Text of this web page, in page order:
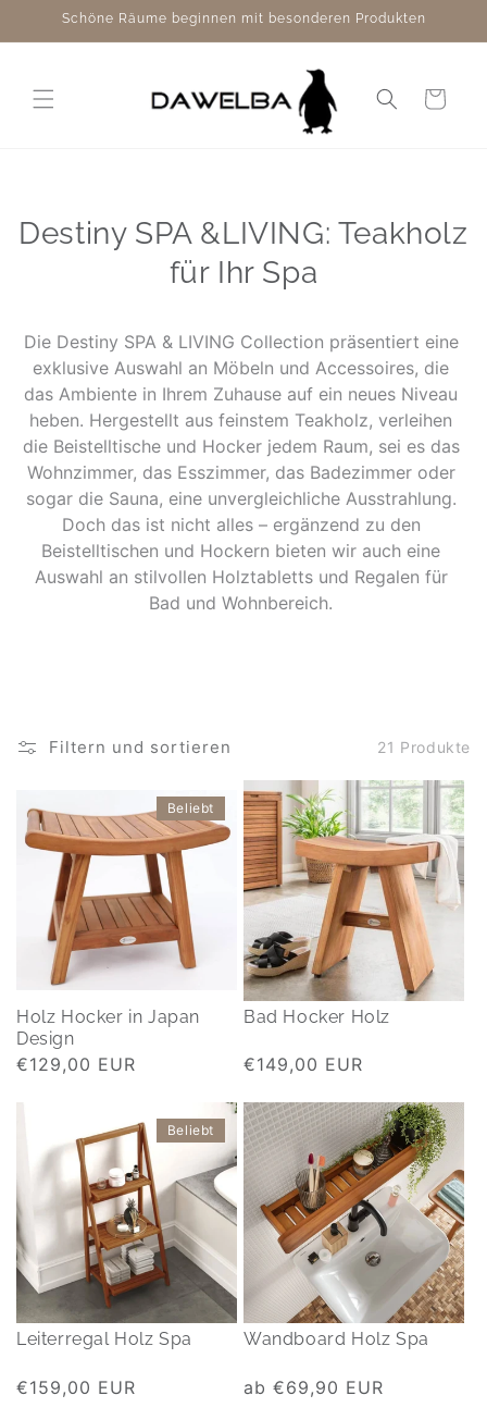
zum
Inhalt
Schöne Räume beginnen mit besonderen Produkten
Warenkorb
Destiny SPA &LIVING: Teakholz
für Ihr Spa
Die Destiny SPA & LIVING Collection präsentiert eine
exklusive Auswahl an Möbeln und Accessoires, die
das Ambiente in Ihrem Zuhause auf ein neues Niveau
heben. Hergestellt aus feinstem Teakholz, verleihen
die Beistelltische und Hocker jedem Raum, sei es das
Wohnzimmer, das Esszimmer, das Badezimmer oder
sogar die Sauna, eine unvergleichliche Ausstrahlung.
Doch das ist nicht alles – ergänzend zu den
Beistelltischen und Hockern bieten wir auch eine
Auswahl an stilvollen Holztabletts und Regalen für
Bad und Wohnbereich.
Filtern und sortieren 21 Produkte
Holz Hocker in Japan
Design
Normaler
€129,00 EUR
Beliebt
Bad Hocker Holz
Normaler
€149,00 EUR
Leiterregal Holz Spa
Normaler
€159,00 EUR
Beliebt
Wandboard Holz Spa
Normaler
ab €69,90 EUR